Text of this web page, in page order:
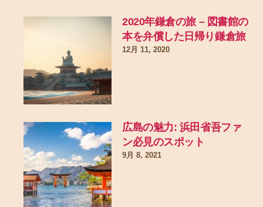
2020年鎌倉の旅 – 図書館の
本を弁償した日帰り鎌倉旅
12月 11, 2020
広島の魅力: 浜田省吾ファ
ン必見のスポット
9月 8, 2021